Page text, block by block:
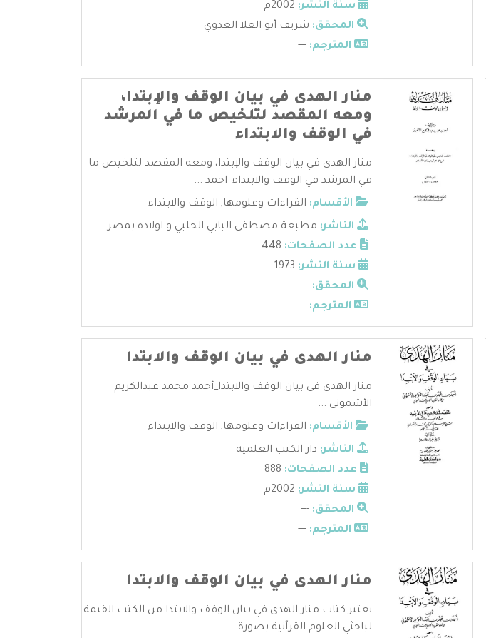
سنة النشر:
المحقق: شريف أبو العلا العدوي
المترجم: ---
منار الهدى في بيان الوقف والإبتدا،
ومعه المقصد لتلخيص ما في المرشد
في الوقف والابتداء
منار الهدى في بيان الوقف والإبتدا، ومعه المقصد لتلخيص ما
في المرشد في الوقف والابتداء_احمد ...
الأقسام: القراءات وعلومها, الوقف والابتداء
الناشر: مطبعة مصطفى البابي الحلبي و اولاده بمصر
عدد الصفحات:
سنة النشر:
المحقق: ---
المترجم: ---
منار الهدى في بيان الوقف والابتدا
منار الهدى في بيان الوقف والابتدا_أحمد محمد عبدالكريم
الأشموني ...
الأقسام: القراءات وعلومها, الوقف والابتداء
الناشر: دار الكتب العلمية
عدد الصفحات:
سنة النشر:
المحقق: ---
المترجم: ---
منار الهدى في بيان الوقف والابتدا
يعتبر كتاب منار الهدى في بيان الوقف والابتدا من الكتب القيمة
لباحثي العلوم القرآنية بصورة ...